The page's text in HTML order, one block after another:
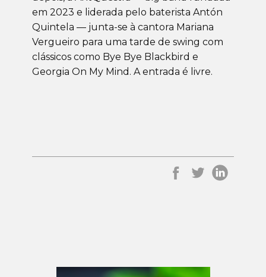
em 2023 e liderada pelo baterista Antón
Quintela — junta-se à cantora Mariana
Vergueiro para uma tarde de swing com
clássicos como Bye Bye Blackbird e
Georgia On My Mind. A entrada é livre.